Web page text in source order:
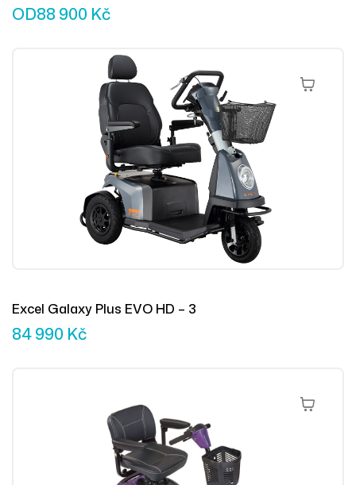
OD88 900 Kč
Přidat Do
Excel Galaxy Plus EVO HD – 3
84 990 Kč
Výběr